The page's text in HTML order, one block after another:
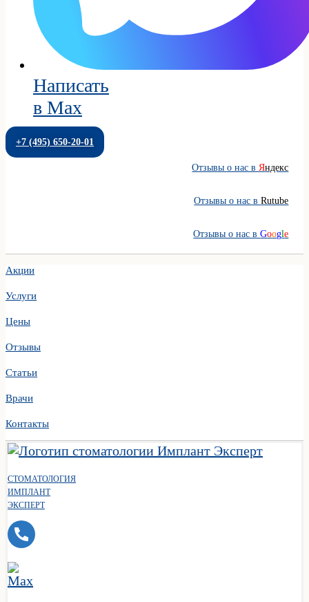
Написать
в Max
+7 (495) 650-20-01
Отзывы о нас вЯндекс
Отзывы о нас вRutube
Отзывы о нас вGoogle
Акции
Услуги
Цены
Отзывы
Статьи
Врачи
Контакты
СТОМАТОЛОГИЯ
ИМПЛАНТ
ЭКСПЕРТ